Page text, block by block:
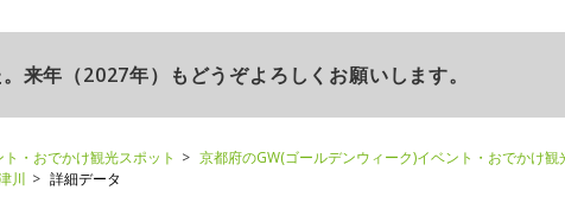
来年（2027年）もどうぞよろしくお願いします。
・おでかけ観光スポット
京都府のGW(ゴールデンウィーク)イベント・おでかけ観
川 詳細データ